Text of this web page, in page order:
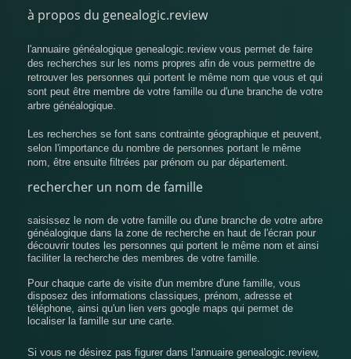
à propos du genealogic.review
l'annuaire généalogique genealogic.review vous permet de faire
des recherches sur les noms propres afin de vous permettre de
retrouver les personnes qui portent le même nom que vous et qui
sont peut être membre de votre famille ou d'une branche de votre
arbre généalogique.
Les recherches se font sans contrainte géographique et peuvent,
selon l'importance du nombre de personnes portant le même
nom, être ensuite filtrées par prénom ou par département.
rechercher un nom de famille
saisissez le nom de votre famille ou d'une branche de votre arbre
généalogique dans la zone de recherche en haut de l'écran pour
découvrir toutes les personnes qui portent le même nom et ainsi
faciliter la recherche des membres de votre famille.
Pour chaque carte de visite d'un membre d'une famille, vous
disposez des informations classiques, prénom, adresse et
téléphone, ainsi qu'un lien vers google maps qui permet de
localiser la famille sur une carte.
Si vous ne désirez pas figurer dans l'annuaire genealogic.review,